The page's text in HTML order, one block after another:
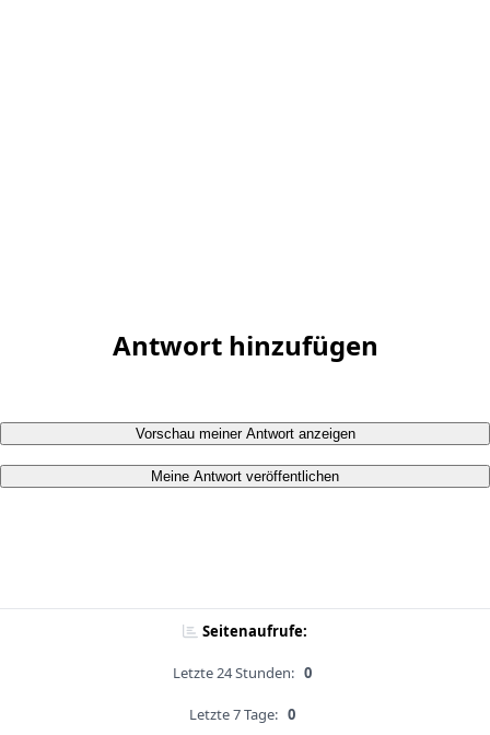
Antwort hinzufügen
Vorschau meiner Antwort anzeigen
Meine Antwort veröffentlichen
Seitenaufrufe:
Letzte 24 Stunden: 0
Letzte 7 Tage: 0